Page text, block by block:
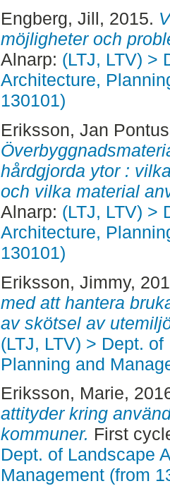
Engberg, Jill, 2015.
möjligheter och
Alnarp: (LTJ, LTV) >
Architecture,
130101)
Eriksson, Jan Pontus
hårdgjorda ytor :
och vilka material
Alnarp: (LTJ, LTV) >
Architecture,
130101)
Eriksson, Jimmy,
med att hantera
av skötsel av
(LTJ, LTV) > Dept.
Planning and
Eriksson, Marie,
attityder kring
kommuner. First
Dept. of Landscape
Management (from